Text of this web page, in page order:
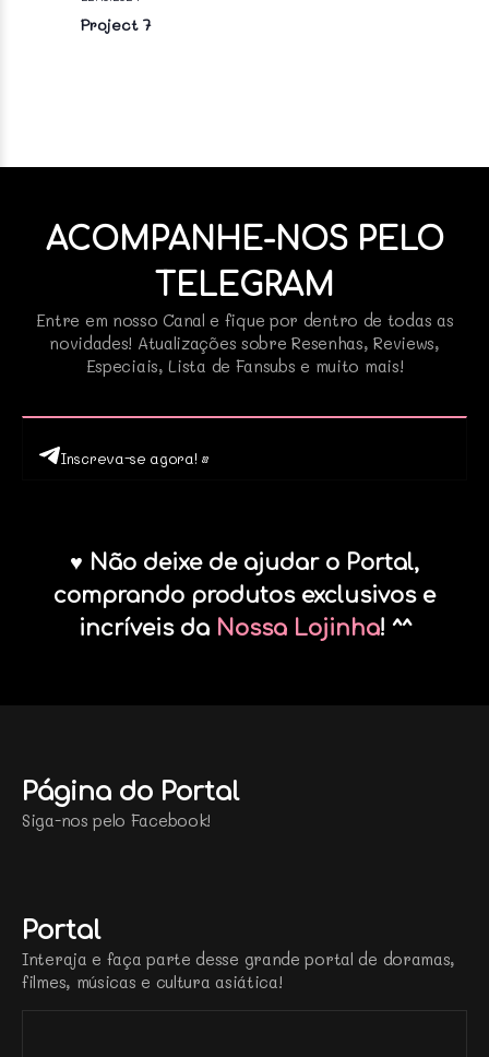
Project 7
ACOMPANHE-NOS PELO
TELEGRAM
Entre em nosso Canal e fique por dentro de todas as
novidades! Atualizações sobre Resenhas, Reviews,
Especiais, Lista de Fansubs e muito mais!
Inscreva-se agora! •
♥ Não deixe de ajudar o Portal,
comprando produtos exclusivos e
incríveis da Nossa Lojinha! ^^
Página do Portal
Siga-nos pelo Facebook!
Portal
Interaja e faça parte desse grande portal de doramas,
filmes, músicas e cultura asiática!